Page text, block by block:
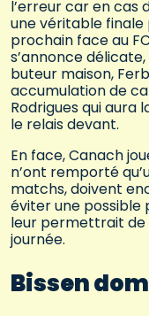
l’erreur car en cas
une véritable
prochain face au
s’annonce
buteur maison,
accumulation de
Rodrigues qui aura
le relais devant.
En face, Canach
n’ont remporté
matchs, doivent
éviter une possible
leur permettrait de
journée.
Bissen